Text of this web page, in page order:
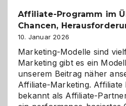
Affiliate-Programm im
Chancen,
10. Januar 2026
Marketing-Modelle sind
Marketing gibt es ein
unserem Beitrag näher
Affiliate-Marketing.
bekannt als Affiliate-